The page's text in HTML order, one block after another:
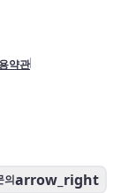
약관
의arrow_right